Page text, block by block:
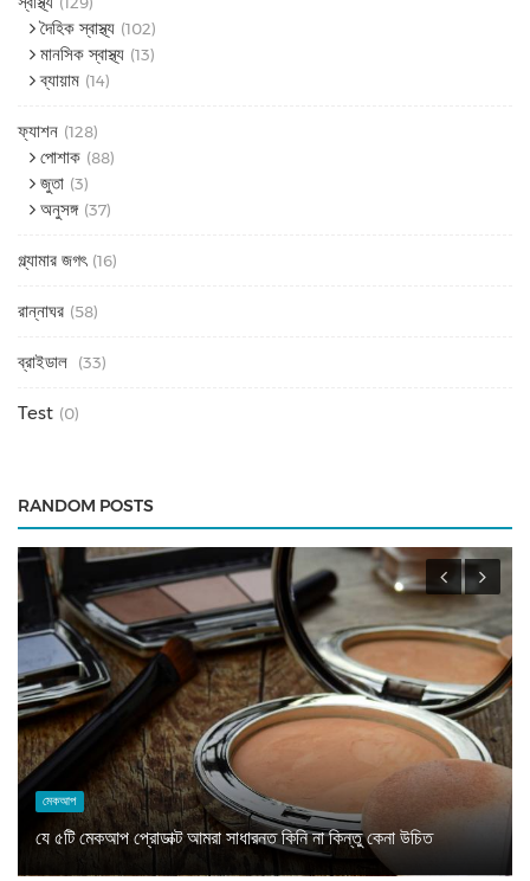
দৈহিক স্বাস্থ্য (102)
মানসিক স্বাস্থ্য (13)
ব্যায়াম (14)
ফ্যাশন (128)
পোশাক (88)
জুতা (3)
অনুসঙ্গ (37)
গ্ল্যামার জগৎ (16)
রান্নাঘর (58)
ব্রাইডাল (33)
Test (0)
RANDOM POSTS
মেকআপ
যে ৫টি মেকআপ প্রোডাক্ট আমরা সাধারনত কিনি না কিন্তু কেনা উচিত